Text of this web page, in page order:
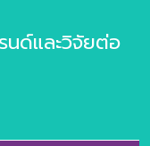
นด์และวิจัยต่อ